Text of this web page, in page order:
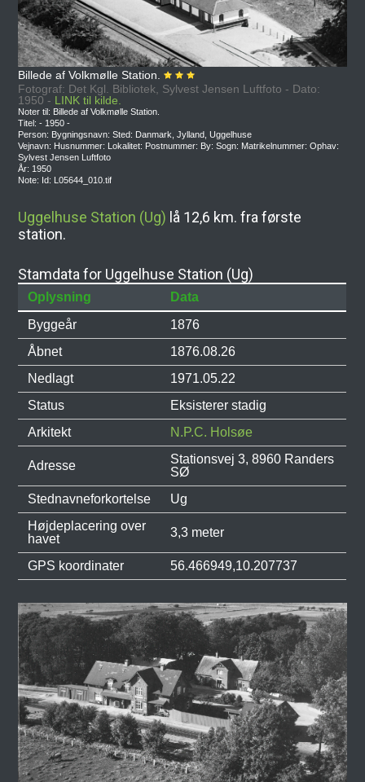
Billede af Volkmølle Station.
Fotograf: Det Kgl. Bibliotek, Sylvest Jensen Luftfoto - Dato:
1950 - LINK til kilde.
Noter til: Billede af Volkmølle Station.
Titel: - 1950 -
Person: Bygningsnavn: Sted: Danmark, Jylland, Uggelhuse
Vejnavn: Husnummer: Lokalitet: Postnummer: By: Sogn: Matrikelnummer: Ophav:
Sylvest Jensen Luftfoto
År: 1950
Note: Id: L05644_010.tif
Uggelhuse Station (Ug) lå 12,6 km. fra første
station.
Stamdata for Uggelhuse Station (Ug)
Oplysning
Data
Byggeår
1876
Åbnet
1876.08.26
Nedlagt
1971.05.22
Status
Eksisterer stadig
Arkitekt
N.P.C. Holsøe
Adresse
Stationsvej 3, 8960 Randers
SØ
Stednavneforkortelse
Ug
Højdeplacering over
havet
3,3 meter
GPS koordinater 56.466949,10.207737